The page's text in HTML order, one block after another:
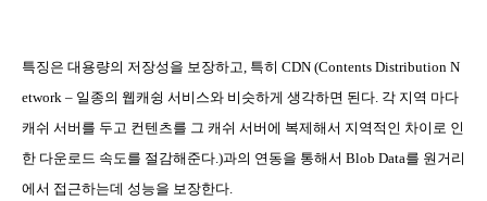
특징은 대용량의 저장성을 보장하고 특히 CDN (Contents Distribution N
etwork – 일종의 웹캐슁 서비스와 비슷하게 생각하면 된다 각 지역 마다
캐쉬 서버를 두고 컨텐츠를 그 캐쉬 서버에 복제해서 지역적인 차이로 인
한 다운로드 속도를 절감해준다 .)과의 연동을 통해서 Blob Data를 원거리
에서 접근하는데 성능을 보장한다